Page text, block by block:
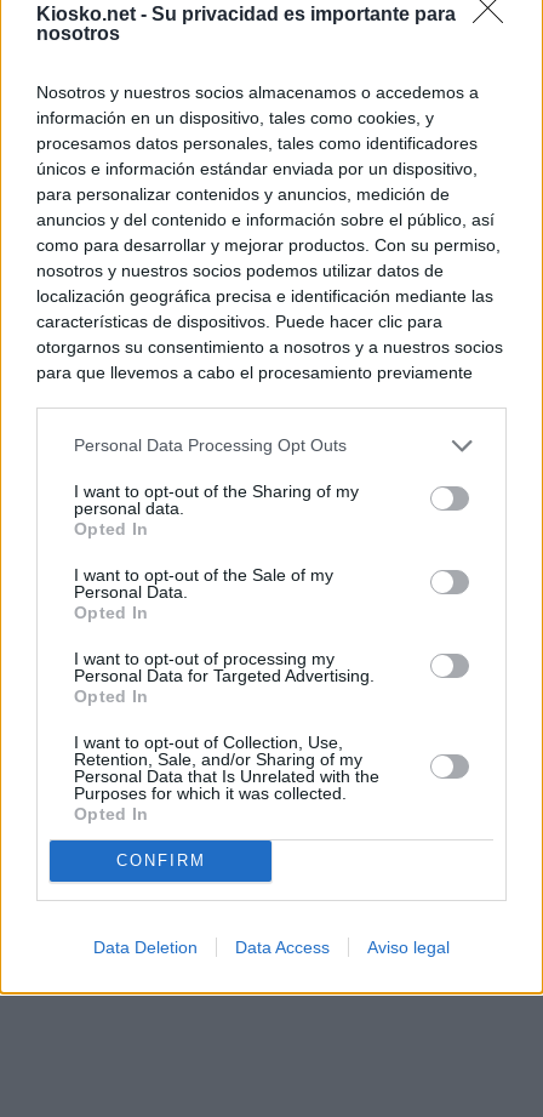
Kiosko.net - Su privacidad es importante para
nosotros
Nosotros y nuestros socios almacenamos o accedemos a
información en un dispositivo, tales como cookies, y
procesamos datos personales, tales como identificadores
únicos e información estándar enviada por un dispositivo,
para personalizar contenidos y anuncios, medición de
anuncios y del contenido e información sobre el público, así
como para desarrollar y mejorar productos. Con su permiso,
nosotros y nuestros socios podemos utilizar datos de
localización geográfica precisa e identificación mediante las
características de dispositivos. Puede hacer clic para
otorgarnos su consentimiento a nosotros y a nuestros socios
para que llevemos a cabo el procesamiento previamente
negar su consentimiento. Tenga en cuenta que algún
de su consentimiento, pero usted tiene el derecho de
rechazar tal procesamiento. Sus preferencias se aplicarán
cualquier momento entrando de nuevo en este sitio web o
visitando nuestra política de privacidad.
Personal Data Processing Opt Outs
I want to opt-out of the Sharing of my
personal data.
Opted In
I want to opt-out of the Sale of my
Personal Data.
Opted In
I want to opt-out of processing my
Personal Data for Targeted Advertising.
Opted In
I want to opt-out of Collection, Use,
Retention, Sale, and/or Sharing of my
Personal Data that Is Unrelated with the
Purposes for which it was collected.
Opted In
CONFIRM
Data Deletion Data Access Aviso legal